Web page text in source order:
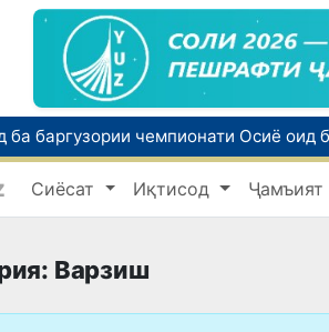
Сиёсат Иқтисод Ҷамъият
Варзиш